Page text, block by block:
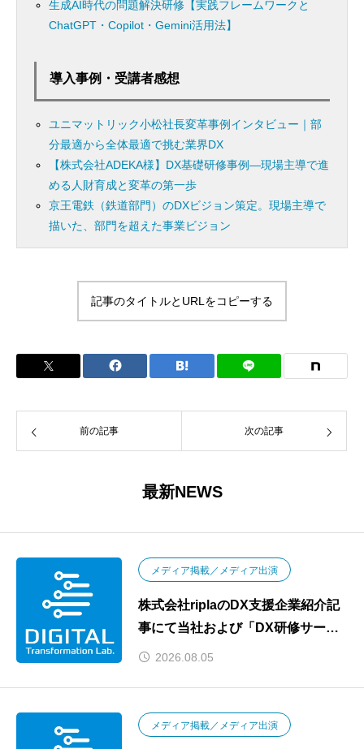
生成AI時代の問題解決研修【実践フレームワークと
ChatGPT・Copilot・Gemini活用法】
導入事例・受講者感想
ユニマットリック小松社長変革事例インタビュー｜部
分最適から全体最適で挑む業界DX
【株式会社ADEKA様】DX基礎研修事例―現場主導で進
める人財育成と変革の第一歩
京王電鉄（鉄道部門）のDXビジョン策定。現場主導で
描いた、部門を超えた事業ビジョン
記事のタイトルとURLをコピーする
前の記事 次の記事
最新NEWS
メディア掲載／メディア出演
株式会社riplaのDX支援企業紹介記
事にて当社および「DX研修サービ
ス」が紹介されました
2026.08.05
メディア掲載／メディア出演